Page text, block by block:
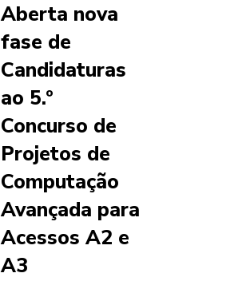
Aberta nova
fase de
Candidaturas
ao 5.º
Concurso de
Projetos de
Computação
Avançada para
Acessos A2 e
A3